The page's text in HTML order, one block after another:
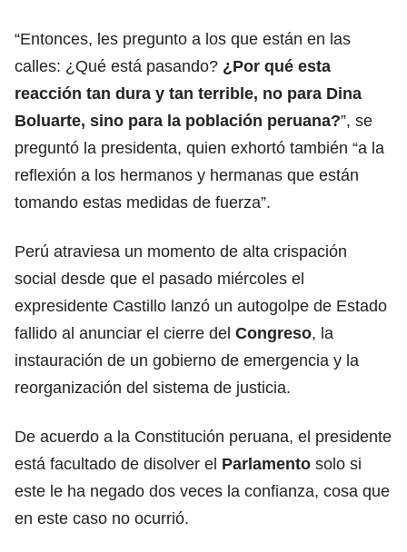
“Entonces, les pregunto a los que están en las
calles: ¿Qué está pasando? ¿Por qué esta
reacción tan dura y tan terrible, no para Dina
Boluarte, sino para la población peruana?”, se
preguntó la presidenta, quien exhortó también “a la
reflexión a los hermanos y hermanas que están
tomando estas medidas de fuerza”.
Perú atraviesa un momento de alta crispación
social desde que el pasado miércoles el
expresidente Castillo lanzó un autogolpe de Estado
fallido al anunciar el cierre del Congreso, la
instauración de un gobierno de emergencia y la
reorganización del sistema de justicia.
De acuerdo a la Constitución peruana, el presidente
está facultado de disolver el Parlamento solo si
este le ha negado dos veces la confianza, cosa que
en este caso no ocurrió.